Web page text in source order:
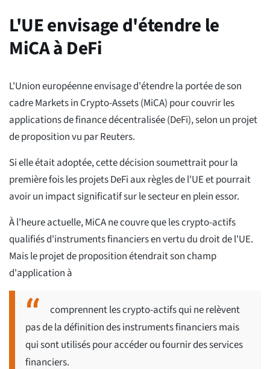
L'UE envisage d'étendre le
MiCA à DeFi
L'Union européenne envisage d'étendre la portée de son
cadre Markets in Crypto-Assets (MiCA) pour couvrir les
applications de finance décentralisée (DeFi), selon un projet
de proposition vu par Reuters.
Si elle était adoptée, cette décision soumettrait pour la
première fois les projets DeFi aux règles de l'UE et pourrait
avoir un impact significatif sur le secteur en plein essor.
À l'heure actuelle, MiCA ne couvre que les crypto-actifs
qualifiés d'instruments financiers en vertu du droit de l'UE.
Mais le projet de proposition étendrait son champ
d'application à
comprennent les crypto-actifs qui ne relèvent
pas de la définition des instruments financiers mais
qui sont utilisés pour accéder ou fournir des services
financiers.